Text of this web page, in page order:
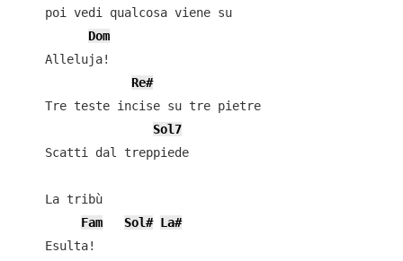
    poi vedi qualcosa viene su
Dom
    Alleluja!
Re#
    Tre teste incise su tre pietre
Sol7
    Scatti dal treppiede
    La tribù
Fam
Sol# La#
    Esulta!